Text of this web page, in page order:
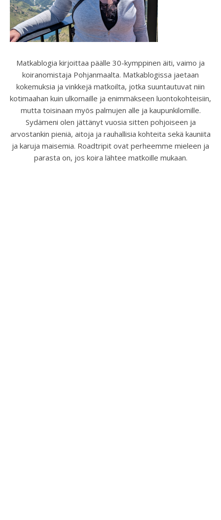
Matkablogia kirjoittaa päälle 30-kymppinen äiti, vaimo ja
koiranomistaja Pohjanmaalta. Matkablogissa jaetaan
kokemuksia ja vinkkejä matkoilta, jotka suuntautuvat niin
kotimaahan kuin ulkomaille ja enimmäkseen luontokohteisiin,
mutta toisinaan myös palmujen alle ja kaupunkilomille.
Sydämeni olen jättänyt vuosia sitten pohjoiseen ja
arvostankin pieniä, aitoja ja rauhallisia kohteita sekä kauniita
ja karuja maisemia. Roadtripit ovat perheemme mieleen ja
parasta on, jos koira lähtee matkoille mukaan.